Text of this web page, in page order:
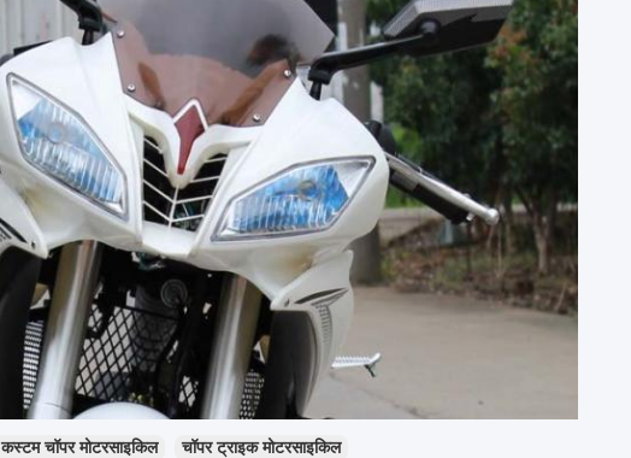
कस्टम चॉपर मोटरसाइकिल चॉपर ट्राइक मोटरसाइकिल